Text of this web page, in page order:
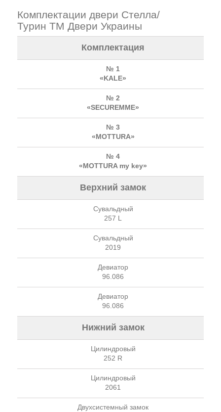
Комплектации двери Стелла/
Турин ТМ Двери Украины
Комплектация
№ 1
«KALE»
№ 2
«SECUREMME»
№ 3
«MOTTURA»
№ 4
«MOTTURA my key»
Верхний замок
Сувальдный
257 L
Сувальдный
2019
Девиатор
96.086
Девиатор
96.086
Нижний замок
Цилиндровый
252 R
Цилиндровый
2061
Двухсистемный замок